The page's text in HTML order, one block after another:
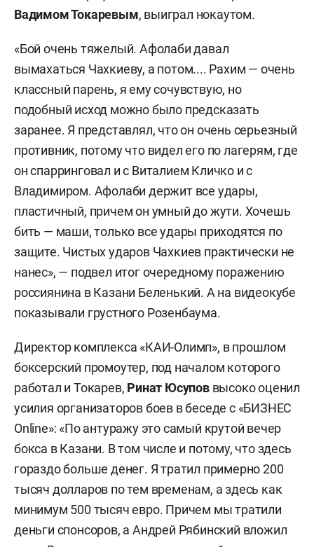
Вадимом Токаревым, выиграл нокаутом.
«Бой очень тяжелый. Афолаби давал
вымахаться Чахкиеву, а потом.... Рахим — очень
классный парень, я ему сочувствую, но
подобный исход можно было предсказать
заранее. Я представлял, что он очень серьезный
противник, потому что видел его по лагерям, где
он спарринговал и с Виталием Кличко и с
Владимиром. Афолаби держит все удары,
пластичный, причем он умный до жути. Хочешь
бить — маши, только все удары приходятся по
защите. Чистых ударов Чахкиев практически не
нанес», — подвел итог очередному поражению
россиянина в Казани Беленький. А на видеокубе
показывали грустного Розенбаума.
Директор комплекса «КАИ-Олимп», в прошлом
боксерский промоутер, под началом которого
работал и Токарев, Ринат Юсуповвысоко оценил
усилия организаторов боев в беседе с «БИЗНЕС
Online»: «По антуражу это самый крутой вечер
бокса в Казани. В том числе и потому, что здесь
гораздо больше денег. Я тратил примерно 200
тысяч долларов по тем временам, а здесь как
минимум 500 тысяч евро. Причем мы тратили
деньги спонсоров, а Андрей Рябинский вложил